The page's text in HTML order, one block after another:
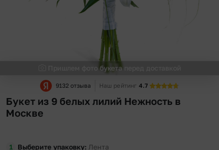
Пришлем фото букета перед доставкой
9132 отзыва Наш рейтинг 4.7
Букет из 9 белых лилий Нежность в
Москве
Выберите упаковку Лента